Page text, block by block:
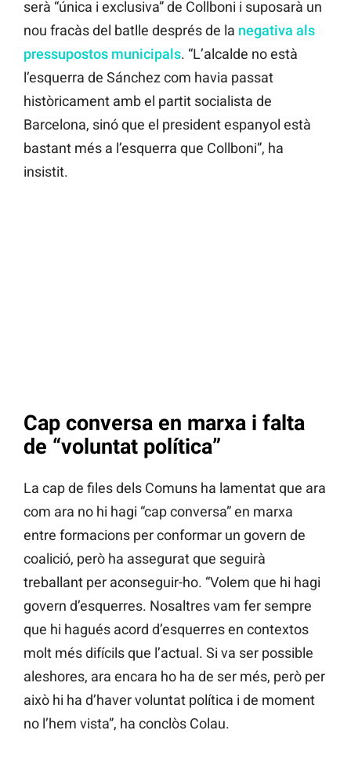
serà “única i exclusiva” de Collboni i suposarà un
nou fracàs del batlle després de la negativa als
pressupostos municipals. “L’alcalde no està
l’esquerra de Sánchez com havia passat
històricament amb el partit socialista de
Barcelona, sinó que el president espanyol està
bastant més a l’esquerra que Collboni”, ha
insistit.
Cap conversa en marxa i falta
de “voluntat política”
La cap de files dels Comuns ha lamentat que ara
com ara no hi hagi “cap conversa” en marxa
entre formacions per conformar un govern de
coalició, però ha assegurat que seguirà
treballant per aconseguir-ho. “Volem que hi hagi
govern d’esquerres. Nosaltres vam fer sempre
que hi hagués acord d’esquerres en contextos
molt més difícils que l’actual. Si va ser possible
aleshores, ara encara ho ha de ser més, però per
això hi ha d’haver voluntat política i de moment
no l’hem vista”, ha conclòs Colau.